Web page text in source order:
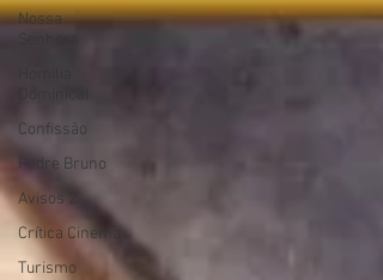
Nossa
Confissão
Padre Bruno
Avisos 2
Crítica Cinema
Turismo